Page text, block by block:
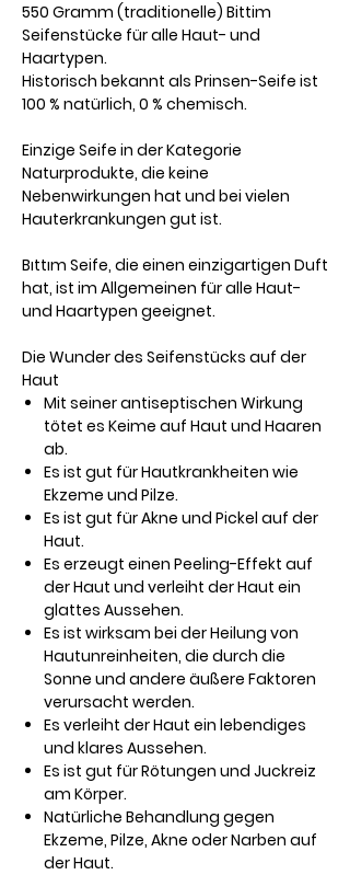
550 Gramm (traditionelle) Bittim
Seifenstücke für alle Haut- und
Haartypen.
Historisch bekannt als Prinsen-Seife ist
100 % natürlich, 0 % chemisch.
Einzige Seife in der Kategorie
Naturprodukte, die keine
Nebenwirkungen hat und bei vielen
Hauterkrankungen gut ist.
Bıttım Seife, die einen einzigartigen Duft
hat, ist im Allgemeinen für alle Haut-
und Haartypen geeignet.
Die Wunder des Seifenstücks auf der
Haut
Mit seiner antiseptischen Wirkung
tötet es Keime auf Haut und Haaren
ab.
Es ist gut für Hautkrankheiten wie
Ekzeme und Pilze.
Es ist gut für Akne und Pickel auf der
Haut.
Es erzeugt einen Peeling-Effekt auf
der Haut und verleiht der Haut ein
glattes Aussehen.
Es ist wirksam bei der Heilung von
Hautunreinheiten, die durch die
Sonne und andere äußere Faktoren
verursacht werden.
Es verleiht der Haut ein lebendiges
und klares Aussehen.
Es ist gut für Rötungen und Juckreiz
am Körper.
Natürliche Behandlung gegen
Ekzeme, Pilze, Akne oder Narben auf
der Haut.